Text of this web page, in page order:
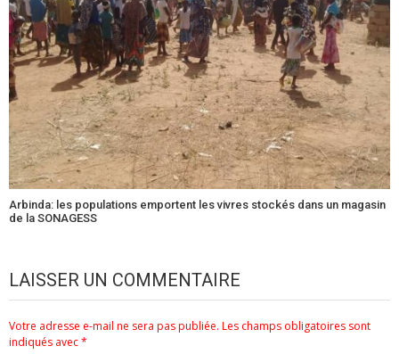
Arbinda: les populations emportent les vivres stockés dans un magasin
de la SONAGESS
LAISSER UN COMMENTAIRE
Votre adresse e-mail ne sera pas publiée. Les champs obligatoires sont
indiqués avec*